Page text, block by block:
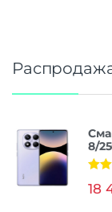
8/
из 5
18